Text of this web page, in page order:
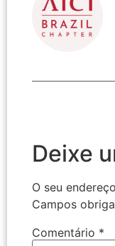
Deixe
O seu
Campos
Comentário *